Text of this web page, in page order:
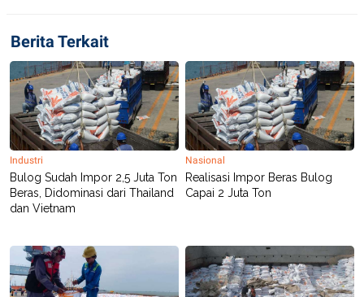
D
E
M
Y
S
E
I
D
L
A
N
G
G
A
N
A
T
A
K
K
I
N
E
R
J
A
E
T
E
N
Berita Terkait
Industri
Bulog Sudah Impor 2,5 Juta Ton
Beras, Didominasi dari Thailand
dan Vietnam
Nasional
Realisasi Impor Beras Bulog
Capai 2 Juta Ton